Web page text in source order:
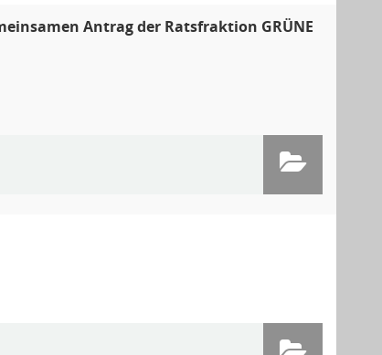
Antrag der Ratsfraktion GRÜNE